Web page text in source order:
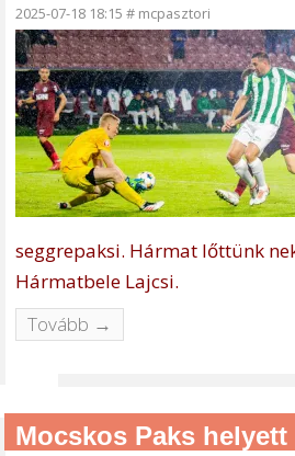
2025-07-18 18:15 # mcpasztori
seggrepaksi. Hármat lőttünk
Hármatbele Lajcsi.
Tovább →
Mocskos Paks helyett